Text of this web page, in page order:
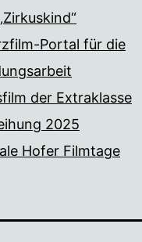
Portal für die
der Extraklasse
2025
Hofer Filmtage